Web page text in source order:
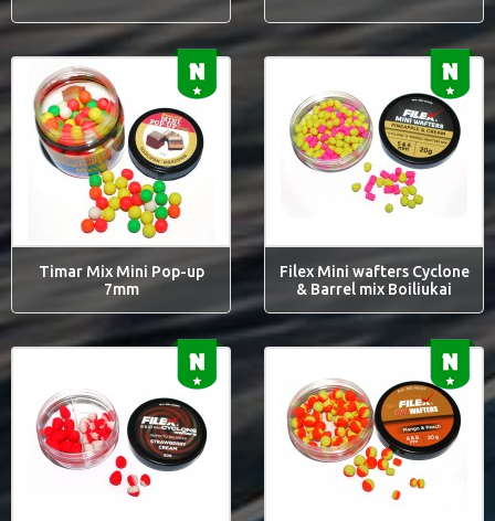
Timar Mix Mini Pop-up
7mm
Filex Mini wafters Cyclone
& Barrel mix Boiliukai